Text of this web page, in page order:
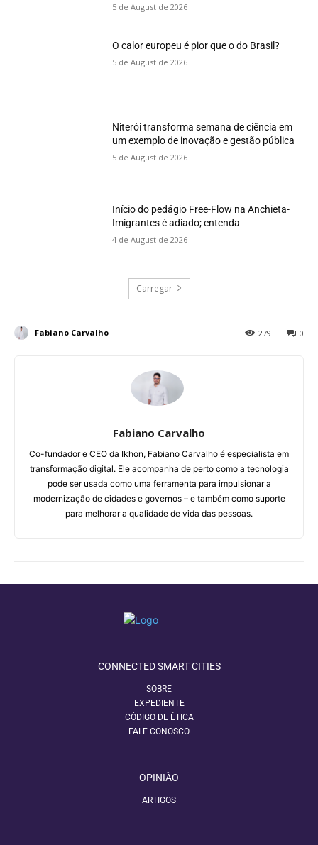
5 de August de 2026
O calor europeu é pior que o do Brasil?
5 de August de 2026
Niterói transforma semana de ciência em
um exemplo de inovação e gestão pública
5 de August de 2026
Início do pedágio Free-Flow na Anchieta-
Imigrantes é adiado; entenda
4 de August de 2026
Carregar
Fabiano Carvalho 0
279
Fabiano Carvalho
Co-fundador e CEO da Ikhon, Fabiano Carvalho é especialista em
transformação digital. Ele acompanha de perto como a tecnologia
pode ser usada como uma ferramenta para impulsionar a
modernização de cidades e governos – e também como suporte
para melhorar a qualidade de vida das pessoas.
CONNECTED SMART CITIES
SOBRE
EXPEDIENTE
CÓDIGO DE ÉTICA
FALE CONOSCO
OPINIÃO
ARTIGOS